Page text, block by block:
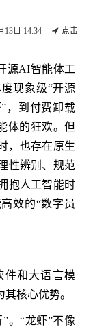
13日 14:34
点击
源AI智能体工
现象级“开源
，到付费卸载
体的狂欢。但
，也存在原生
性辨别、规范
抱人工智能时
效的“数字员
件和大语言模
核心优势。
。“龙虾”不像